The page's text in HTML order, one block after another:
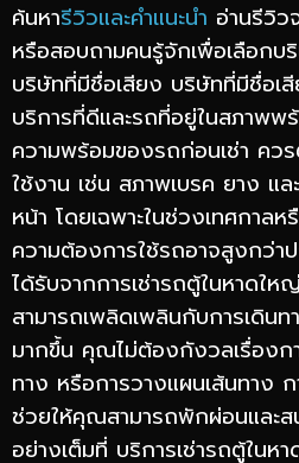
ค้นหารีวิวและคำแนะนำ อ่านรีวิว
หรือสอบถามคนรู้จักเพื่อเลือกบ
บริษัทที่มีชื่อเสียง บริษัทที่มีชื่อเ
บริการที่ดีและรถที่อยู่ในสภาพพ
ความพร้อมของรถก่อนเช่า คว
ใช้งาน เช่น สภาพเบรค ยาง แ
หน้า โดยเฉพาะในช่วงเทศกาล
ความต้องการใช้รถอาจสูงกว่
ได้รับจากการเช่ารถตู้ในหาดใ
สามารถเพลิดเพลินกับการเดิน
มากขึ้น คุณไม่ต้องกังวลเรื่อง
ทาง หรือการวางแผนเส้นทาง
ช่วยให้คุณสามารถพักผ่อนและส
อย่างเต็มที่ บริการเช่ารถตู้ในห